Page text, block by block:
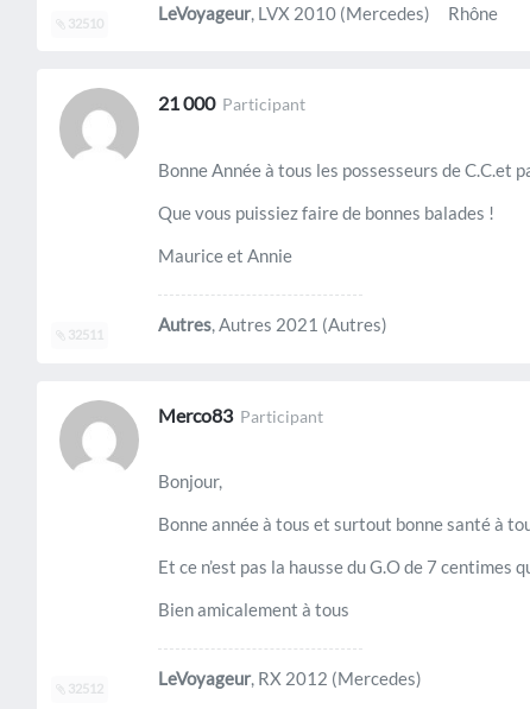
32510 LeVoyageur, LVX 2010 (Mercedes) Rhône
21 000 Participant
32511
Bonne Année à tous les possesseurs de C.C.et
Que vous puissiez faire de bonnes balades !
Maurice et Annie
Autres, Autres 2021 (Autres)
Merco83 Participant
32512
Bonjour,
Bonne année à tous et surtout bonne santé à
Et ce n’est pas la hausse du G.O de 7
Bien amicalement à tous
LeVoyageur, RX 2012 (Mercedes)